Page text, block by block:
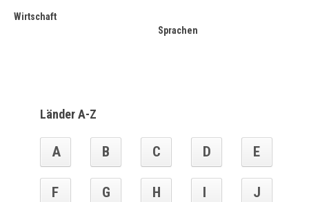
Wirtschaft
Sprachen
Länder A-Z
A B C D E
F G H I J